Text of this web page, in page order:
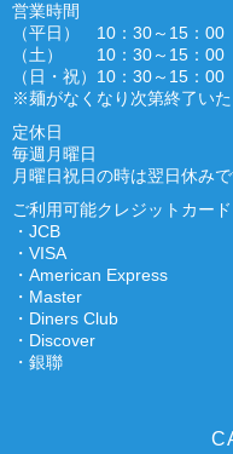
営業時間
（平日） 10：30～15：00
（土） 10：30～15：00
（日・祝）10：30～15：00
※麺がなくなり次第終了い
定休日
毎週月曜日
月曜日祝日の時は翌日休みで
ご利用可能クレジットカード
・JCB
・VISA
・American Express
・Master
・Diners Club
・Discover
・銀聯